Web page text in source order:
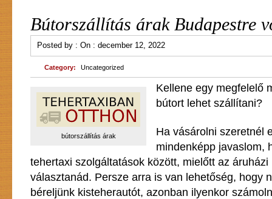
Bútorszállítás árak Budapestre
Posted by : On : december 12, 2022
Category: Uncategorized
bútorszállítás árak
Kellene egy megfelelő
bútort lehet szállítani?
Ha vásárolni szeretnél
mindenképp javaslom,
tehertaxi szolgáltatások között, mielőtt az
választanád. Persze arra is van lehetőség, hogy
béreljünk kisteherautót, azonban ilyenkor